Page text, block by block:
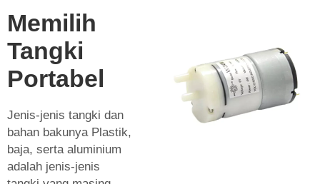
Memilih
Tangki
Portabel
Jenis-jenis tangki dan
bahan bakunya Plastik,
baja, serta aluminium
adalah jenis-jenis